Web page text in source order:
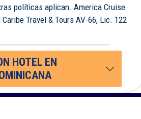
políticas aplican. America Cruise
Travel & Tours AV-66, Lic. 122
HOTEL EN